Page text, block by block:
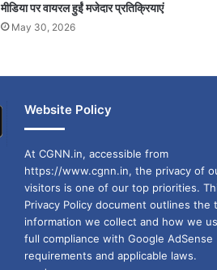
मीडिया पर वायरल हुईं मजेदार प्रतिक्रियाएं
May 30, 2026
Website Policy
At CGNN.in, accessible from
https://www.cgnn.in, the privacy of
visitors is one of our top priorities.
Privacy Policy document outlines the
information we collect and how we
full compliance with Google AdSense
requirements and applicable laws.